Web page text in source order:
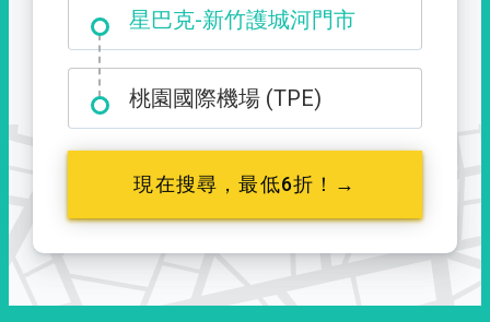
大霸尖山登山口
桃園國際機場 (TPE)
現在搜尋，最低6折！→